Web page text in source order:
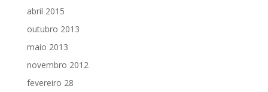
abril 2015
outubro 2013
maio 2013
novembro 2012
fevereiro 28